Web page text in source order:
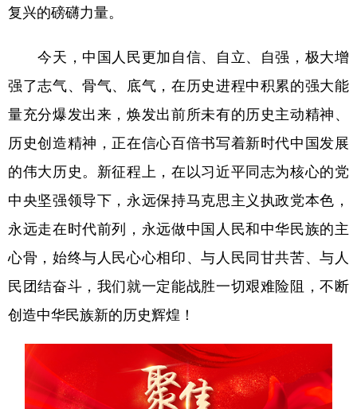
复兴的磅礴力量。
今天，中国人民更加自信、自立、自强，极大增
强了志气、骨气、底气，在历史进程中积累的强大能
量充分爆发出来，焕发出前所未有的历史主动精神、
历史创造精神，正在信心百倍书写着新时代中国发展
的伟大历史。新征程上，在以习近平同志为核心的党
中央坚强领导下，永远保持马克思主义执政党本色，
永远走在时代前列，永远做中国人民和中华民族的主
心骨，始终与人民心心相印、与人民同甘共苦、与人
民团结奋斗，我们就一定能战胜一切艰难险阻，不断
创造中华民族新的历史辉煌！